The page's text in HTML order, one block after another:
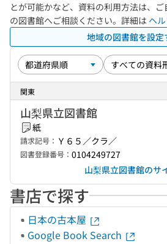
とが可能かなど、資料の利用方法は、
の図書館へご相談ください。詳細は ヘ
地域の図書館を設定
関東
山梨県立図書館
紙
請求記号： Ｙ６５／クラ／
図書登録番号： 0104249727
山梨県立図書館のサ
書店で探す
日本の古本屋
Google Book Search